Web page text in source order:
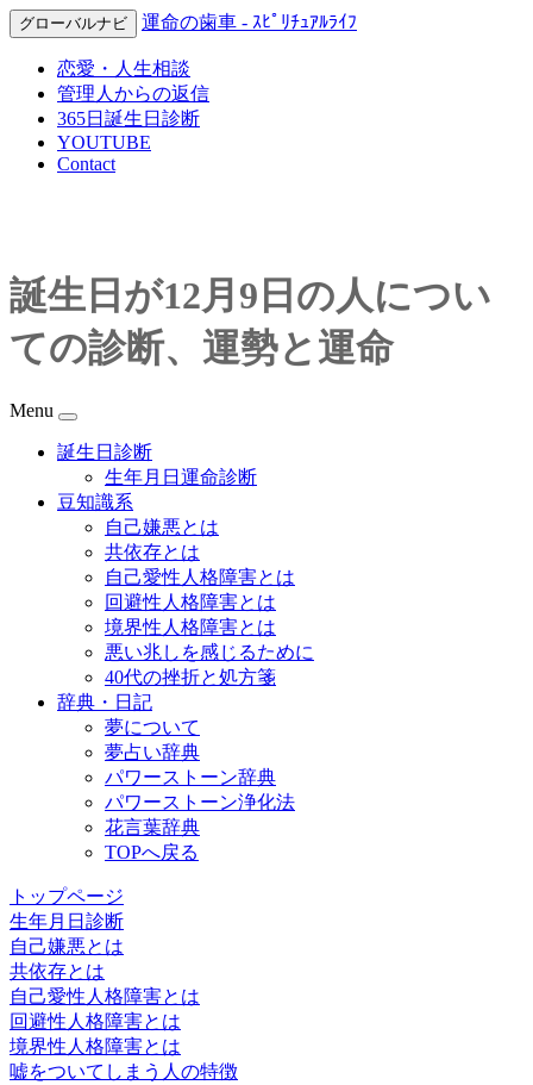
グローバルナビ 運命の歯車 - ｽﾋﾟﾘﾁｭｱﾙﾗｲﾌ
恋愛・人生相談
管理人からの返信
365日誕生日診断
YOUTUBE
Contact
誕生日が12月9日の人につい
ての診断、運勢と運命
Menu
誕生日診断
生年月日運命診断
豆知識系
自己嫌悪とは
共依存とは
自己愛性人格障害とは
回避性人格障害とは
境界性人格障害とは
悪い兆しを感じるために
40代の挫折と処方箋
辞典・日記
夢について
夢占い辞典
パワーストーン辞典
パワーストーン浄化法
花言葉辞典
TOPへ戻る
トップページ
生年月日診断
自己嫌悪とは
共依存とは
自己愛性人格障害とは
回避性人格障害とは
境界性人格障害とは
嘘をついてしまう人の特徴